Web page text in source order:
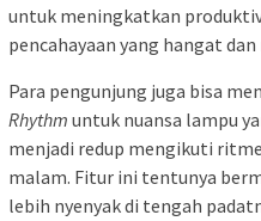
untuk meningkatkan
pencahayaan yang hangat
Para pengunjung juga bisa
Rhythm untuk nuansa lampu
menjadi redup mengikuti
malam. Fitur ini tentunya
lebih nyenyak di tengah